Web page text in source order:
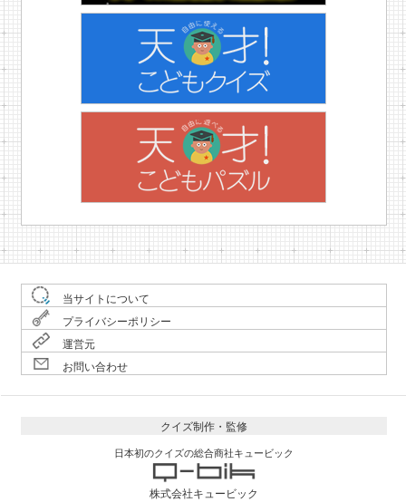
当サイトについて
プライバシーポリシー
運営元
お問い合わせ
クイズ制作・監修
日本初のクイズの総合商社キュービック
株式会社キュービック